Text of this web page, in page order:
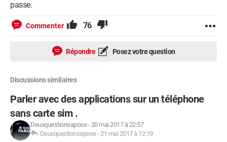
passe.
Commenter 76
Répondre Posez votre question
Discussions similaires
Parler avec des applications sur un téléphone
sans carte sim .
Deuxquestionsapose-20 mai 2017 à 22:57
Deuxquestionsapose-21 mai 2017 à 12:19